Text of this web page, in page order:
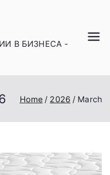
В БИЗНЕСА -
Home 2026 March